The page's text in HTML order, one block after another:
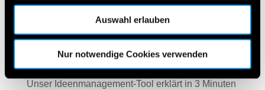
Auswahl erlauben
Nur notwendige Cookies verwenden
Neueste Beiträge
Besuchen Sie uns beim Lean Around the Clock
von 11. – 13. März 2026 in Mannheim
Unser Ideenmanagement-Tool erklärt in 3 Minuten